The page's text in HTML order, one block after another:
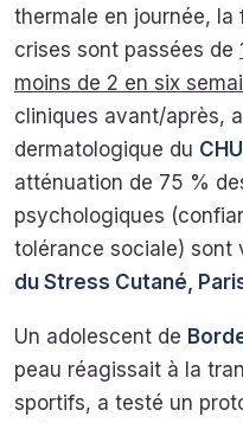
thermale en journée, la
crises sont passées de
moins de 2 en six
cliniques avant/après,
dermatologique du
atténuation de 75 %
psychologiques
tolérance sociale) sont
du Stress Cutané,
Un adolescent de
peau réagissait à la
sportifs, a testé un